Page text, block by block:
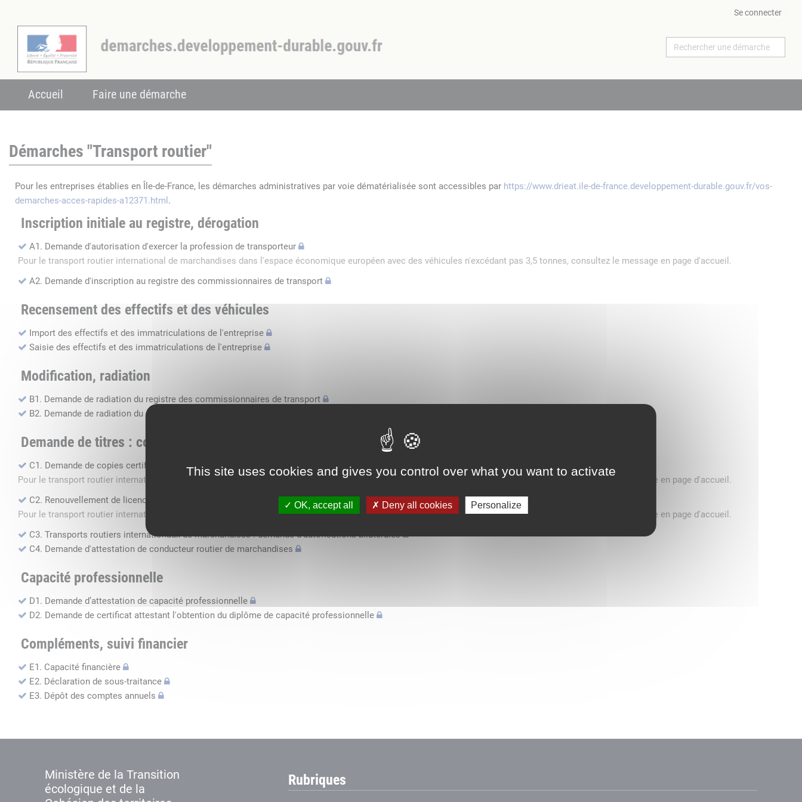
This site uses cookies and gives you control over what you want to activate
OK, accept all Deny all cookies Personalize
Se connecter
Accueil Faire une démarche
Démarches "Transport routier"
Pour les entreprises établies en Île-de-France, les démarches administratives par voie dématérialisée sont accessibles par https://www.drieat.ile-de-france.developpement-durable.gouv.fr/vos-
demarches-acces-rapides-a12371.html .
Inscription initiale au registre, dérogation
A1. Demande d'autorisation d'exercer la profession de transporteur
Pour le transport routier international de marchandises dans l'espace économique européen avec des véhicules n'excédant pas 3,5 tonnes, consultez le message en page d'accueil.
A2. Demande d'inscription au registre des commissionnaires de transport
Recensement des effectifs et des véhicules
Import des effectifs et des immatriculations de l'entreprise
Saisie des effectifs et des immatriculations de l'entreprise
Modification, radiation
B1. Demande de radiation du registre des commissionnaires de transport
B2. Demande de radiation du registre des transports routiers
Demande de titres : copie, renouvellement, bilatérale, attestation conducteurs...
C1. Demande de copies certifiées conformes
Pour le transport routier international de marchandises dans l'espace économique européen avec des véhicules n'excédant pas 3,5 tonnes, consultez le message en page d'accueil.
C2. Renouvellement de licence transport routier
Pour le transport routier international de marchandises dans l'espace économique européen avec des véhicules n'excédant pas 3,5 tonnes, consultez le message en page d'accueil.
C3. Transports routiers internationaux de marchandises : demande d’autorisations bilatérales
C4. Demande d'attestation de conducteur routier de marchandises
Capacité professionnelle
D1. Demande d’attestation de capacité professionnelle
D2. Demande de certificat attestant l'obtention du diplôme de capacité professionnelle
Compléments, suivi financier
E1. Capacité financière
E2. Déclaration de sous-traitance
E3. Dépôt des comptes annuels
Ministère de la Transition
écologique et de la
Rubriques